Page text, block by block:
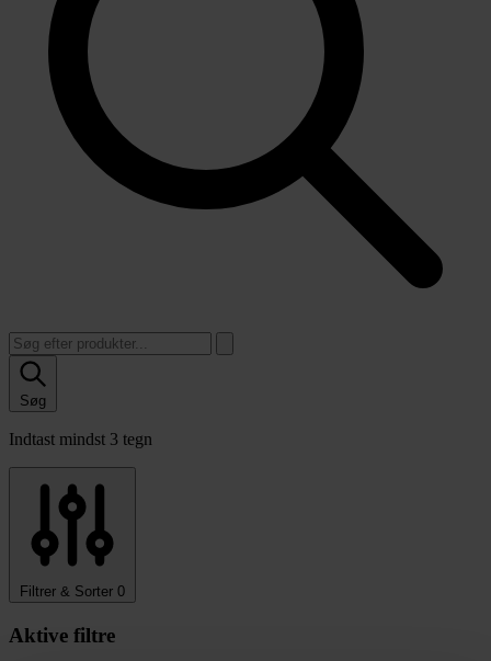
Søg
Indtast mindst 3 tegn
Filtrer & Sorter 0
Aktive filtre